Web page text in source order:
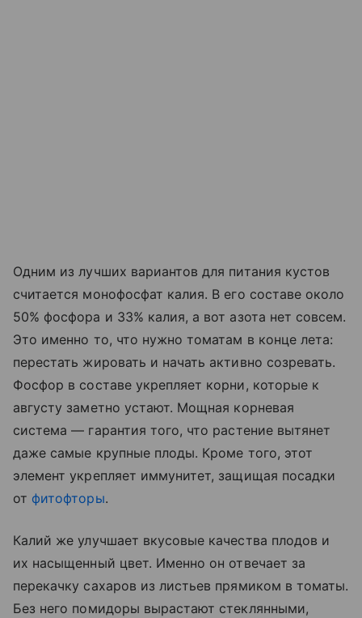
Одним из лучших вариантов для питания кустов
считается монофосфат калия. В его составе около
50% фосфора и 33% калия, а вот азота нет совсем.
Это именно то, что нужно томатам в конце лета:
перестать жировать и начать активно созревать.
Фосфор в составе укрепляет корни, которые к
августу заметно устают. Мощная корневая
система — гарантия того, что растение вытянет
даже самые крупные плоды. Кроме того, этот
элемент укрепляет иммунитет, защищая посадки
от фитофторы.
Калий же улучшает вкусовые качества плодов и
их насыщенный цвет. Именно он отвечает за
перекачку сахаров из листьев прямиком в томаты.
Без него помидоры вырастают стеклянными,